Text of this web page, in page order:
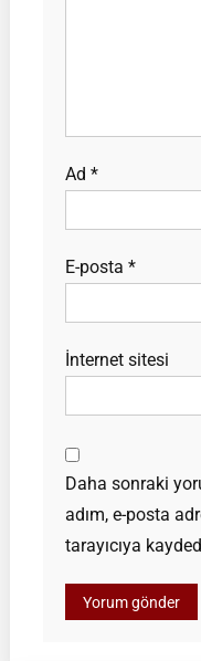
Ad *
E-posta *
İnternet sitesi
Daha sonraki
adım, e-posta
tarayıcıya